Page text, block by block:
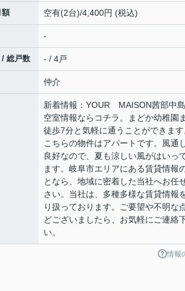
額 空有(2台)/4,400円 (税込)
-
/ 総戸数 - / 4戸
仲介
新着情報：YOUR MAISON茜部中
空室情報ならコチラ。まどか幼稚園
徒歩7分と気軽に通うことができま
こちらの物件はアパートです。風通
良好なので、夏も涼しい風がはいっ
ます。岐阜市エリアにある賃貸情報
となら、地域に密着した当社へお任
さい。当社は、多種多様な賃貸情報
り扱っております。ご要望や不明な
どございましたら、お気軽にご連絡
い。
情報